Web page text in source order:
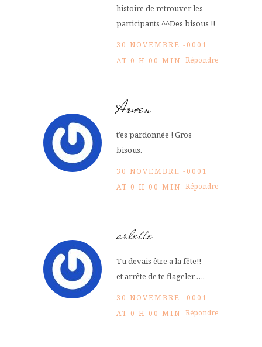
histoire de retrouver les
participants ^^Des bisous !!
30 NOVEMBRE -0001
AT 0 H 00 MIN Répondre
Arwen
t’es pardonnée ! Gros
bisous.
30 NOVEMBRE -0001
AT 0 H 00 MIN Répondre
arlette
Tu devais être a la fête!!
et arrête de te flageler ….
30 NOVEMBRE -0001
AT 0 H 00 MIN Répondre